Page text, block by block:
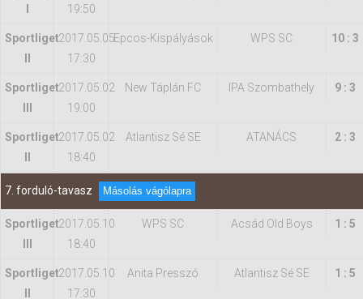
19:50
Sportliget2017.05.05
17:30
Epcos-Kispályások WPS SC 10 : 3
Sportliget2017.05.02
19:00
New Táplán FC IPA Szombathely 9 : 3
Sportliget2017.05.02
18:40
Atlantisz Sé SE ATANÁCS 2 : 3
7. forduló-tavasz Másolás vágólapra
Sportliget2017.05.10
18:40
WPS SC Acsád Old Boys 1 : 5
Sportliget2017.05.10
17:30
Anita Presszó Atlantisz Sé SE 1 : 5